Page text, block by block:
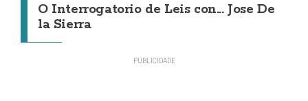
O Interrogatorio de Leis con... Jose De
la Sierra